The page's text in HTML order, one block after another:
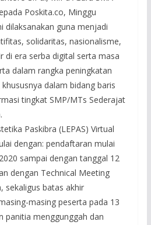
Poskita.co, Minggu
dilaksanakan guna menjadi
solidaritas, nasionalisme,
di era serba digital serta masa
dalam rangka peningkatan
dalam bidang baris
tingkat SMP/MTs Sederajat
Paskibra (LEPAS) Virtual
dengan: pendaftaran mulai
sampai dengan tanggal 12
dengan Technical Meeting
sekaligus batas akhir
masing peserta pada 13
panitia menggunggah dan